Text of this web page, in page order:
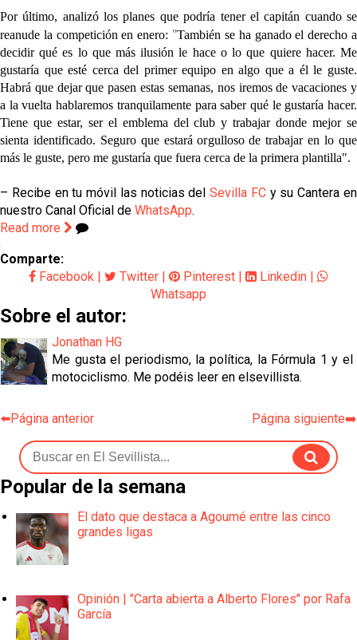
Por último, analizó los planes que podría tener el capitán cuando se
reanude la competición en enero: "También se ha ganado el derecho a
decidir qué es lo que más ilusión le hace o lo que quiere hacer. Me
gustaría que esté cerca del primer equipo en algo que a él le guste.
Habrá que dejar que pasen estas semanas, nos iremos de vacaciones y
a la vuelta hablaremos tranquilamente para saber qué le gustaría hacer.
Tiene que estar, ser el emblema del club y trabajar donde mejor se
sienta identificado. Seguro que estará orgulloso de trabajar en lo que
más le guste, pero me gustaría que fuera cerca de la primera plantilla".
– Recibe en tu móvil las noticias delSevilla FCy su Cantera en
nuestro Canal Oficial de WhatsApp.
Read more
Comparte:
Facebook
Twitter Pinterest Linkedin
Whatsapp
Sobre el autor:
Jonathan HG
Me gusta el periodismo, la política, la Fórmula 1 y el
motociclismo. Me podéis leer en elsevillista.
⬅️Página anterior Página siguiente➡️
Popular de la semana
El dato que destaca a Agoumé entre las cinco
grandes ligas
Opinión | "Carta abierta a Alberto Flores" por Rafa
García